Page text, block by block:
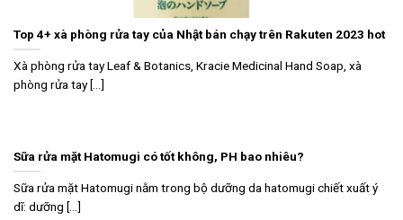
Top 4+ xà phòng rửa tay của Nhật bán chạy trên Rakuten 2023 hot
Xà phòng rửa tay Leaf & Botanics, Kracie Medicinal Hand Soap, xà
phòng rửa tay [...]
Sữa rửa mặt Hatomugi có tốt không, PH bao nhiêu?
Sữa rửa mặt Hatomugi nằm trong bộ dưỡng da hatomugi chiết xuất ý
dĩ: dưỡng [...]